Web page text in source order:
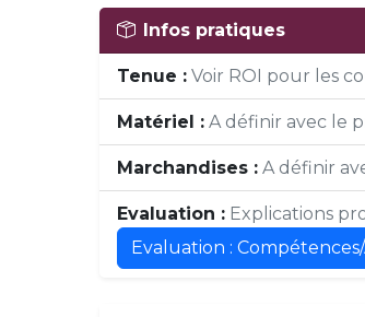
Infos pratiques
Tenue : Voir ROI pour les
Matériel : A définir avec le
Marchandises : A définir
Evaluation : Explications
Evaluation :